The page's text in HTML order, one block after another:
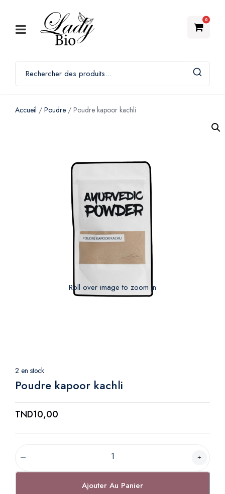
0
Accueil / Poudre / Poudre kapoor kachli
Roll over image to zoom in
2 en stock
Poudre kapoor kachli
TND10,00
u
d
Ajouter Au Panier